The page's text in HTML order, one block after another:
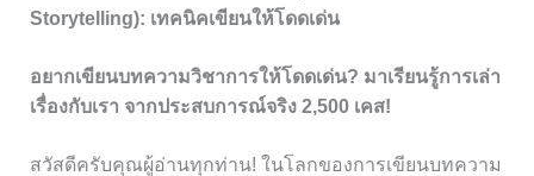
Storytelling): เทคนิคเขียนให้โดดเด่น
อยากเขียนบทความวิชาการให้โดดเด่น? มาเรียนรู้การเล่า
เรื่องกับเรา จากประสบการณ์จริง 2,500 เคส!
สวัสดีครับคุณผู้อ่านทุกท่าน! ในโลกของการเขียนบทความ